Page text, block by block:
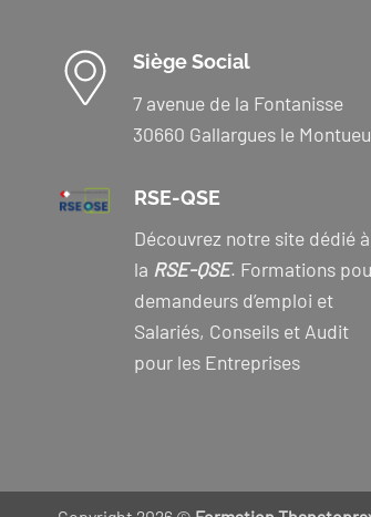
Siège Social
7 avenue de la Fontanisse
30660 Gallargues le
RSE-QSE
Découvrez notre site dédié à
la RSE-QSE. Formations
demandeurs d’emploi et
Salariés, Conseils et Audit
pour les Entreprises